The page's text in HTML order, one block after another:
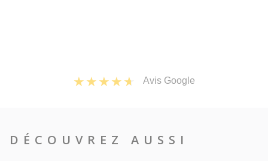
Avis Google
DÉCOUVREZ AUSSI